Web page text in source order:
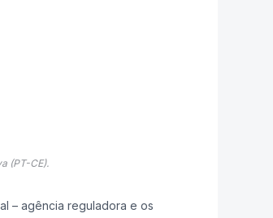
(PT-CE).
– agência reguladora e os